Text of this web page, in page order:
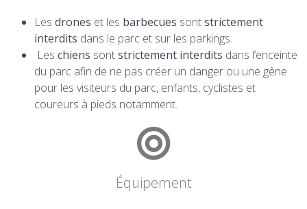
Les drones et les barbecues sontstrictement
interdits dans le parc et sur les parkings.
Les chiens sontstrictement interdits dans l’enceinte
du parc afin de ne pas créer un danger ou une gêne
pour les visiteurs du parc, enfants, cyclistes et
coureurs à pieds notamment.
Équipement